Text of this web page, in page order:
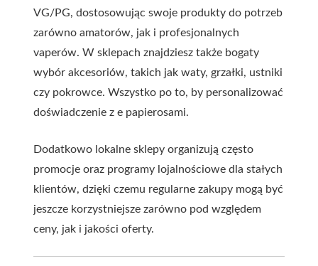
VG/PG, dostosowując swoje produkty do potrzeb
zarówno amatorów, jak i profesjonalnych
vaperów. W sklepach znajdziesz także bogaty
wybór akcesoriów, takich jak waty, grzałki, ustniki
czy pokrowce. Wszystko po to, by personalizować
doświadczenie z e papierosami.
Dodatkowo lokalne sklepy organizują często
promocje oraz programy lojalnościowe dla stałych
klientów, dzięki czemu regularne zakupy mogą być
jeszcze korzystniejsze zarówno pod względem
ceny, jak i jakości oferty.